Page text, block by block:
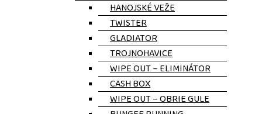
HANOJSKÉ VEŽE
TWISTER
GLADIATOR
TROJNOHAVICE
WIPE OUT – ELIMINÁTOR
CASH BOX
WIPE OUT – OBRIE GULE